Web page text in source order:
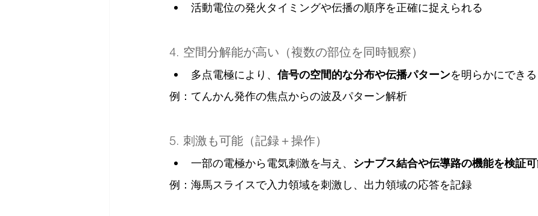
活動電位の発火タイミングや伝播の順序を正確に捉えられる
4. 空間分解能が高い（複数の部位を同時観察）
多点電極により、 信号の空間的な分布や伝播パターンを明らかにできる
例：てんかん発作の焦点からの波及パターン解析
5. 刺激も可能（記録＋操作）
一部の電極から電気刺激を与え、 シナプス結合や伝導路の機能を検証
例：海馬スライスで入力領域を刺激し、出力領域の応答を記録